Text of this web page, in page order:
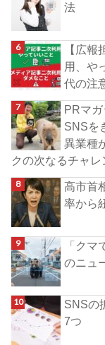
法
【広
用、や
代の注
PRマガ
SNSを
異業種
クの次なるチャレ
高市首
率から
「ク
のニュ
SNSの
7つ